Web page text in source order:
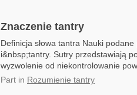
Znaczenie tantry
Definicja słowa tantra Nauki
i&nbsp;tantry. Sutry przedstawiają
wyzwolenie od niekontrolowanie
Part in Rozumienie tantry